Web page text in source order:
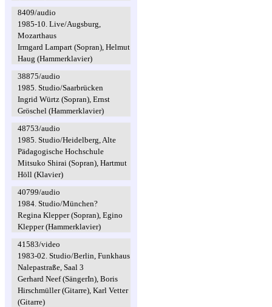
8409/audio
1985-10. Live/Augsburg,
Mozarthaus
Irmgard Lampart (Sopran), Helmut
Haug (Hammerklavier)
38875/audio
1985. Studio/Saarbrücken
Ingrid Würtz (Sopran), Ernst
Gröschel (Hammerklavier)
48753/audio
1985. Studio/Heidelberg, Alte
Pädagogische Hochschule
Mitsuko Shirai (Sopran), Hartmut
Höll (Klavier)
40799/audio
1984. Studio/München?
Regina Klepper (Sopran), Egino
Klepper (Hammerklavier)
41583/video
1983-02. Studio/Berlin, Funkhaus
Nalepastraße, Saal 3
Gerhard Neef (SängerIn), Boris
Hirschmüller (Gitarre), Karl Vetter
(Gitarre)